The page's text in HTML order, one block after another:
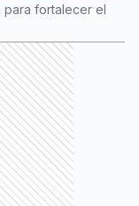
para fortalecer el